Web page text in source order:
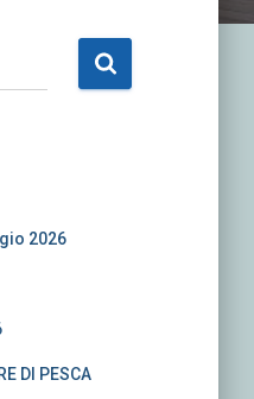
2026
DI PESCA